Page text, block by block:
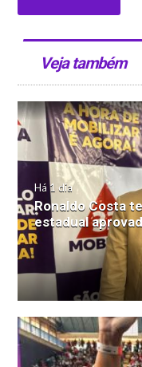
Veja também
Há 1 dia
Ronaldo Costa
estadual